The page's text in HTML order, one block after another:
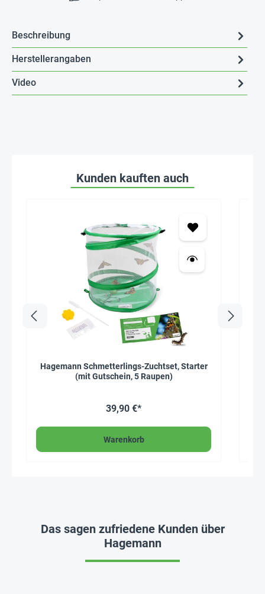
Beschreibung
Herstellerangaben
Video
Kunden kauften auch
Hagemann Schmetterlings-Zuchtset, Starter
(mit Gutschein, 5 Raupen)
39,90 €*
Warenkorb
Das sagen zufriedene Kunden über
Hagemann